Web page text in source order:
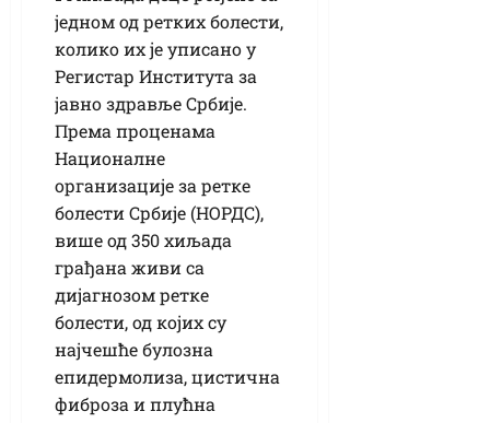
једном од ретких болести,
колико их је уписано у
Регистар Института за
јавно здравље Србије.
Према проценама
Националне
организације за ретке
болести Србије (НОРДС),
више од 350 хиљада
грађана живи са
дијагнозом ретке
болести, од којих су
најчешће булозна
епидермолиза, цистична
фиброза и плућна